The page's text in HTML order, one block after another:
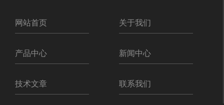
网站首页 关于我们
产品中心 新闻中心
技术文章 联系我们